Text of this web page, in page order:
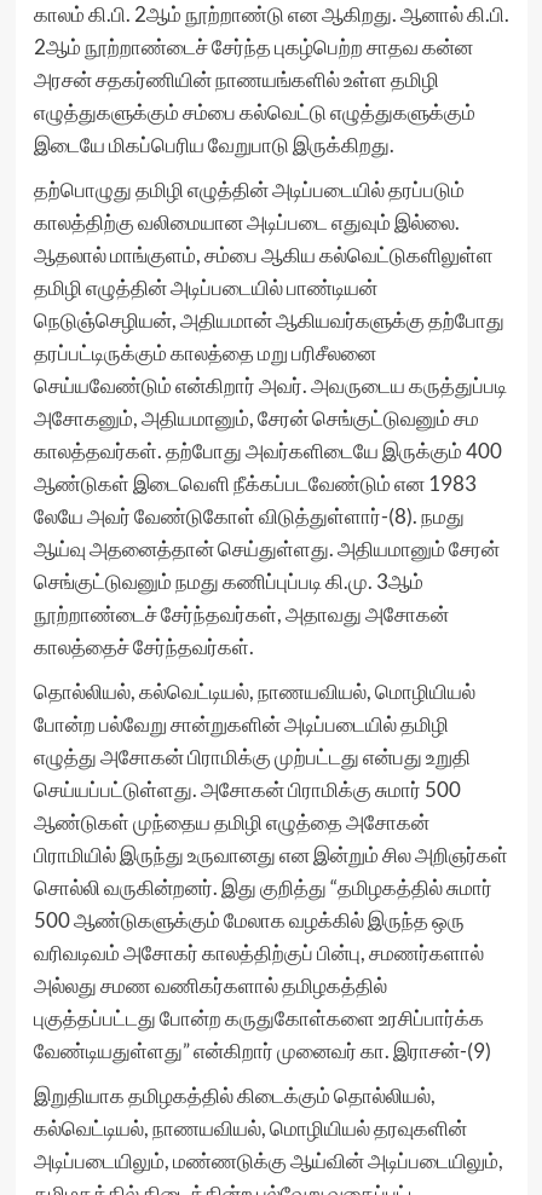
காலம் கி.பி. 2ஆம் நூற்றாண்டு என ஆகிறது. ஆனால் கி.பி.
2ஆம் நூற்றாண்டைச் சேர்ந்த புகழ்பெற்ற சாதவ கன்ன
அரசன் சதகர்ணியின் நாணயங்களில் உள்ள தமிழி
எழுத்துகளுக்கும் சம்பை கல்வெட்டு எழுத்துகளுக்கும்
இடையே மிகப்பெரிய வேறுபாடு இருக்கிறது.
தற்பொழுது தமிழி எழுத்தின் அடிப்படையில் தரப்படும்
காலத்திற்கு வலிமையான அடிப்படை எதுவும் இல்லை.
ஆதலால் மாங்குளம், சம்பை ஆகிய கல்வெட்டுகளிலுள்ள
தமிழி எழுத்தின் அடிப்படையில் பாண்டியன்
நெடுஞ்செழியன், அதியமான் ஆகியவர்களுக்கு தற்போது
தரப்பட்டிருக்கும் காலத்தை மறு பரிசீலனை
செய்யவேண்டும் என்கிறார் அவர். அவருடைய கருத்துப்படி
அசோகனும், அதியமானும், சேரன் செங்குட்டுவனும் சம
காலத்தவர்கள். தற்போது அவர்களிடையே இருக்கும் 400
ஆண்டுகள் இடைவெளி நீக்கப்படவேண்டும் என 1983
லேயே அவர் வேண்டுகோள் விடுத்துள்ளார்-(8). நமது
ஆய்வு அதனைத்தான் செய்துள்ளது. அதியமானும் சேரன்
செங்குட்டுவனும் நமது கணிப்புப்படி கி.மு. 3ஆம்
நூற்றாண்டைச் சேர்ந்தவர்கள், அதாவது அசோகன்
காலத்தைச் சேர்ந்தவர்கள்.
தொல்லியல், கல்வெட்டியல், நாணயவியல், மொழியியல்
போன்ற பல்வேறு சான்றுகளின் அடிப்படையில் தமிழி
எழுத்து அசோகன் பிராமிக்கு முற்பட்டது என்பது உறுதி
செய்யப்பட்டுள்ளது. அசோகன் பிராமிக்கு சுமார் 500
ஆண்டுகள் முந்தைய தமிழி எழுத்தை அசோகன்
பிராமியில் இருந்து உருவானது என இன்றும் சில அறிஞர்கள்
சொல்லி வருகின்றனர். இது குறித்து “தமிழகத்தில் சுமார்
500 ஆண்டுகளுக்கும் மேலாக வழக்கில் இருந்த ஒரு
வரிவடிவம் அசோகர் காலத்திற்குப் பின்பு, சமணர்களால்
அல்லது சமண வணிகர்களால் தமிழகத்தில்
புகுத்தப்பட்டது போன்ற கருதுகோள்களை உரசிப்பார்க்க
வேண்டியதுள்ளது” என்கிறார் முனைவர் கா. இராசன்-(9)
இறுதியாக தமிழகத்தில் கிடைக்கும் தொல்லியல்,
கல்வெட்டியல், நாணயவியல், மொழியியல் தரவுகளின்
அடிப்படையிலும், மண்ணடுக்கு ஆய்வின் அடிப்படையிலும்,